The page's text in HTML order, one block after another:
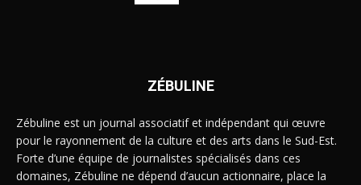
ZÉBULINE
Zébuline est un journal associatif et indépendant qui œuvre
pour le rayonnement de la culture et des arts dans le Sud-Est.
Forte d’une équipe de journalistes spécialisés dans ces
domaines, Zébuline ne dépend d’aucun actionnaire, place la